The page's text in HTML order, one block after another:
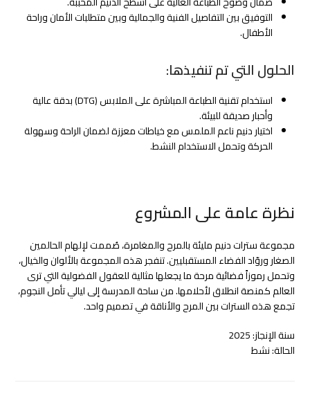
التوفيق بين التفاصيل الفنية والجمالية وبين متطلبات الأمان وراحة
الأطفال.
الحلول التي تم تنفيذها:
استخدام تقنية الطباعة المباشرة على الملابس (DTG) بدقة عالية
وأحبار صديقة للبيئة.
اختيار دنيم ناعم الملمس مع خياطات معززة لضمان الراحة وسهولة
الحركة وتحمل الاستخدام النشط.
نظرة عامة على المشروع
مجموعة سترات دنيم مليئة بالمرح والمغامرة، صُممت لإلهام الحالمين
الصغار وروّاد الفضاء المستقبليين. تنفجر هذه المجموعة بالألوان والخيال،
وتحمل رموزاً فضائية مرحة ما يجعلها مثالية للعقول الفضولية التي ترى
العالم كمنصة انطلاق لأحلامها. من ساحة المدرسة إلى ليالي تأمل النجوم،
تجمع هذه السترات بين المرح والأناقة في تصميم واحد.
سنة الإنجاز: 2025
الحالة: نشط